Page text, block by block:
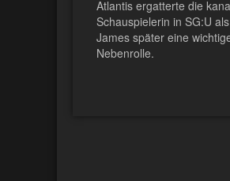
Atlantis ergatterte die
Schauspielerin in SG:U
James später eine
Nebenrolle.